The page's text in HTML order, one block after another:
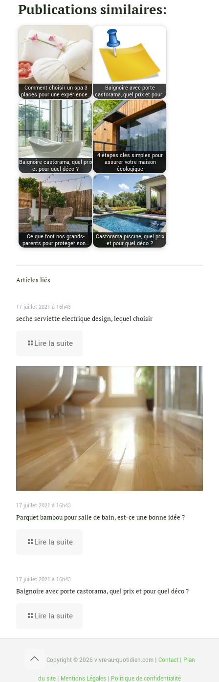
Publications similaires:
Comment choisir un spa 3
places pour une expérience…
Baignoire avec porte
castorama, quel prix et pour…
Baignoire castorama, quel prix
et pour quel déco ?
4 étapes clés simples pour
assurer votre maison
écologique
Ce que font nos grands-
parents pour protéger son…
Castorama piscine, quel prix
et pour quel déco ?
Articles liés
17 juillet 2021 à 16h43
seche serviette electrique design, lequel choisir
Lire la suite
17 juillet 2021 à 16h43
Parquet bambou pour salle de bain, est-ce une bonne idée ?
Lire la suite
17 juillet 2021 à 16h43
Baignoire avec porte castorama, quel prix et pour quel déco ?
Lire la suite
Copyright © 2026 vivre-au-quotidien.com | Contact| Plan
du site | Mentions Légales | Politique de confidentialité